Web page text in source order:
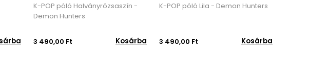
-
K-POP póló Lila - Demon Hunters
3 490,00 Ft Kosárba
K-POP póló Fehér - Demon
3 490,00 Ft Kosárba